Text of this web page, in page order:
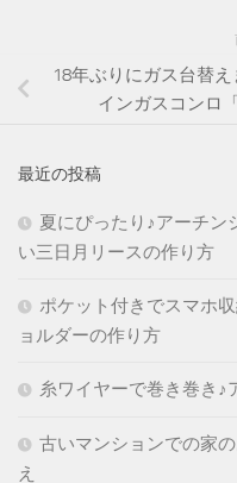
18年ぶりにガス台替
インガスコンロ
最近の投稿
夏にぴったり♪アーチン
い三日月リースの作り方
ポケット付きでスマホ
ョルダーの作り方
糸ワイヤーで巻き巻き♪
古いマンションでの家
え